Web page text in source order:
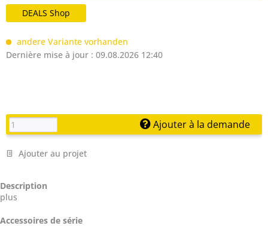
DEALS Shop
andere Variante vorhanden
Dernière mise à jour : 09.08.2026 12:40
Ajouter à la demande
Ajouter au projet
Description
plus
Accessoires de série